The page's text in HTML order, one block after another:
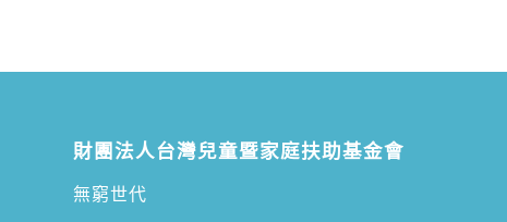
財團法人台灣兒童暨家庭扶助基金會
無窮世代